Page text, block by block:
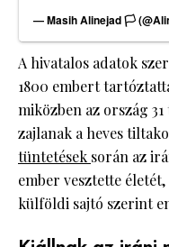
— Masih Alinejad 🏳️
A hivatalos adatok
1800 embert
miközben az ország
zajlanak a heves
tüntetések során az
ember vesztette
külföldi sajtó szerint